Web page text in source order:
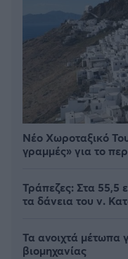
Νέο Χωροταξικό
γραμμές» για το
Τράπεζες: Στα 55,5
τα δάνεια του ν.
Τα ανοιχτά μέτωπα
βιομηχανίας